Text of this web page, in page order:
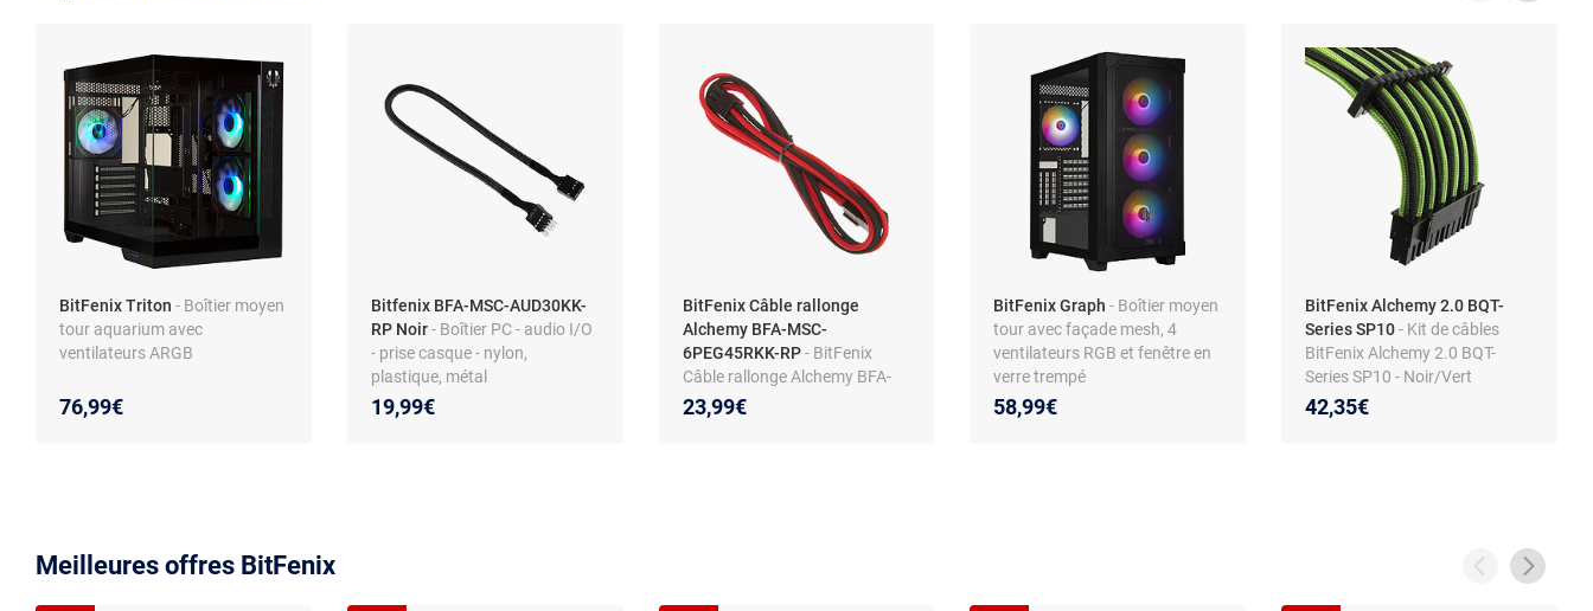
BitFenix Triton - Boîtier moyen
tour aquarium avec
ventilateurs ARGB
76,99€
Bitfenix BFA-MSC-AUD30KK-
RP Noir- Boîtier PC - audio I/O
- prise casque - nylon,
plastique, métal
19,99€
BitFenix Câble rallonge
Alchemy BFA-MSC-
6PEG45RKK-RP- BitFenix
Câble rallonge Alchemy BFA-
MSC-6PEG45RKK-RP
23,99€
BitFenix Graph - Boîtier moyen
tour avec façade mesh, 4
ventilateurs RGB et fenêtre en
verre trempé
58,99€
BitFenix Alchemy 2.0 BQT-
Series SP10- Kit de câbles
BitFenix Alchemy 2.0 BQT-
Series SP10 - Noir/Vert
42,35€
Meilleures offres BitFenix